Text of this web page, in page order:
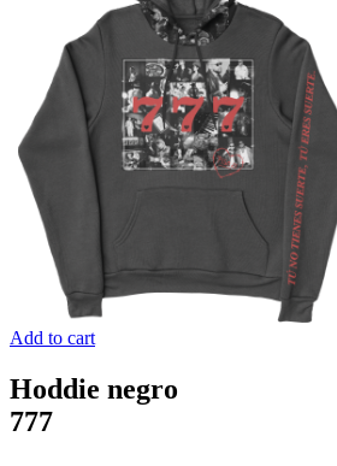
Add to cart
Hoddie negro
777